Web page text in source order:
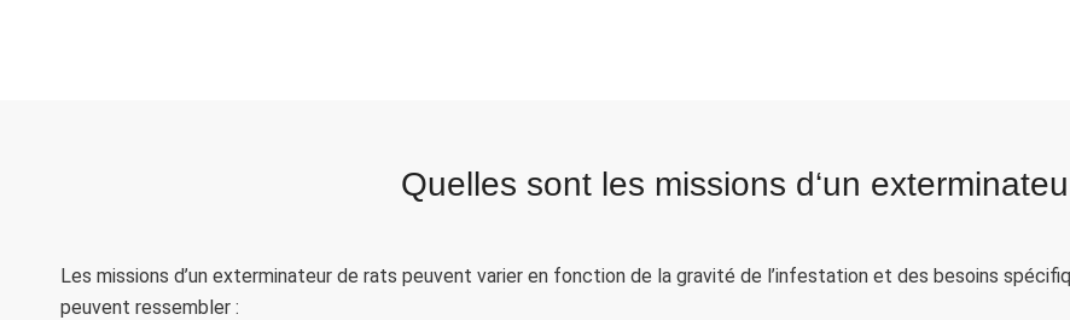
Quelles sont les missions d‘un
Les missions d’un exterminateur de rats peuvent varier en fonction de la gravité de l’infestation et des besoins
peuvent ressembler :